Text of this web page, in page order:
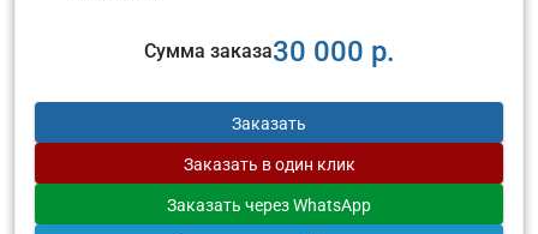
Сумма заказа30 000 р.
Заказать
Заказать в один клик
Заказать через WhatsApp